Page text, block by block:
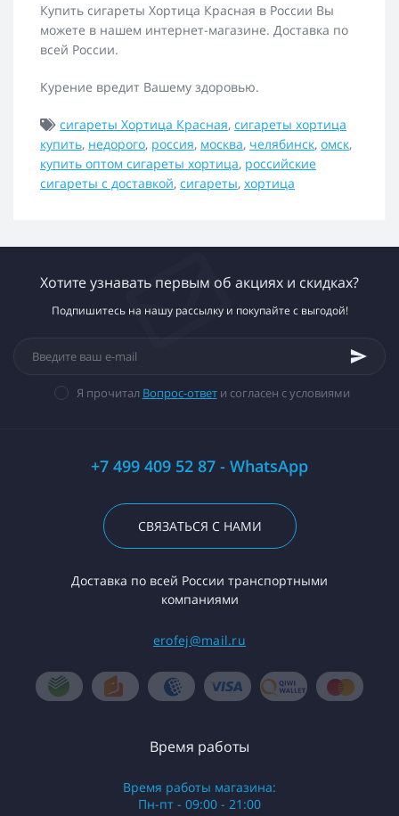
Купить сигареты Хортица Красная в России Вы
можете в нашем интернет-магазине. Доставка по
всей России.
Курение вредит Вашему здоровью.
сигареты Хортица Красная, сигареты хортица
купить, недорого, россия, москва, челябинск, омск,
купить оптом сигареты хортица, российские
сигареты с доставкой, сигареты, хортица
Хотите узнавать первым об акциях и скидках?
Подпишитесь на нашу рассылку и покупайте с выгодой!
Я прочитал Вопрос-ответи согласен с условиями
+7 499 409 52 87 - WhatsApp
СВЯЗАТЬСЯ С НАМИ
Доставка по всей России транспортными
компаниями
erofej@mail.ru
Время работы
Время работы магазина:
Пн-пт - 09:00 - 21:00